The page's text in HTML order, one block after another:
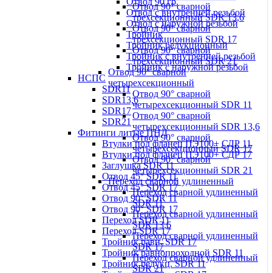
Отвод с внутренней резьбой
Отвод с наружной резьбой
Тройник
Тройник редукционный
Тройник с внутренней резьбой
Тройник с наружной резьбой
НСПС
SDR11
SDR13,6
SDR17
SDR21
Фитинги литые ПНД
Втулки под фланец ПЭ100+ СДР 11
Втулки под фланец ПЭ100+ СДР 17
Заглушка SDR 11
Отвод 45° SDR 11
Отвод 45° SDR 17
Отвод 90° SDR 11
Отвод 90° SDR 17
Переход SDR 11
Переход SDR 17
Тройник равн. SDR 17
Тройник равнопроходной SDR 11
Тройник редукц. SDR 11
Отвод 90° сварной
трехсекционный SDR 13,6
Отвод 90° сварной
трехсекционный SDR 17
Отвод 90° сварной
трехсекционный SDR 21
Отвод 90° сварной
четырехсекционный
Отвод 90° сварной
четырехсекционный SDR 11
Отвод 90° сварной
четырехсекционный SDR 13,6
Отвод 90° сварной
четырехсекционный SDR 17
Отвод 90° сварной
четырехсекционный SDR 21
Переход сварной удлиненный
Переход сварной удлиненный
SDR 11
Переход сварной удлиненный
SDR 13,6
Переход сварной удлиненный
SDR 17
Переход сварной удлиненный
SDR 21